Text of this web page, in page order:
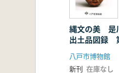
縄文の美 是
出土品図録
八戸市博物館
新刊 在庫なし